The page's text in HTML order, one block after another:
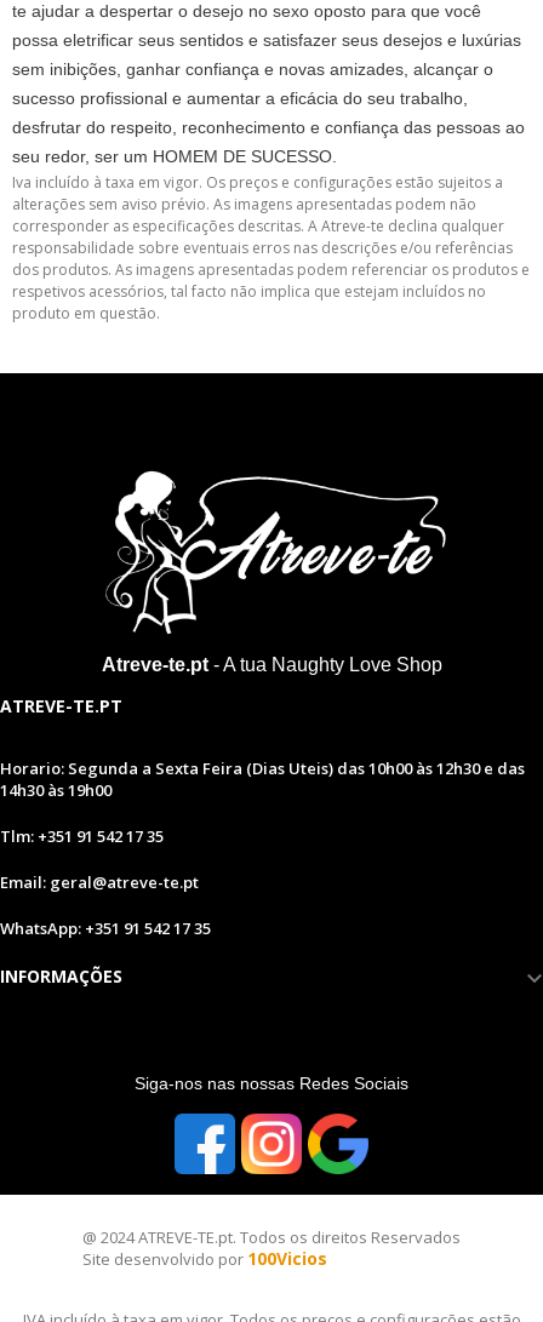
te ajudar a despertar o desejo no sexo oposto para que você
possa eletrificar seus sentidos e satisfazer seus desejos e luxúrias
sem inibições, ganhar confiança e novas amizades, alcançar o
sucesso profissional e aumentar a eficácia do seu trabalho,
desfrutar do respeito, reconhecimento e confiança das pessoas ao
seu redor, ser um HOMEM DE SUCESSO.
Iva incluído à taxa em vigor. Os preços e configurações estão sujeitos a
alterações sem aviso prévio. As imagens apresentadas podem não
corresponder as especificações descritas. A Atreve-te declina qualquer
responsabilidade sobre eventuais erros nas descrições e/ou referências
dos produtos. As imagens apresentadas podem referenciar os produtos e
respetivos acessórios, tal facto não implica que estejam incluídos no
produto em questão.
Atreve-te.pt- A tua Naughty Love Shop
ATREVE-TE.PT
Horario: Segunda a Sexta Feira (Dias Uteis) das 10h00 às 12h30 e das
14h30 às 19h00
Tlm: +351 91 542 17 35
Email: geral@atreve-te.pt
WhatsApp: +351 91 542 17 35
INFORMAÇÕES
Siga-nos nas nossas Redes Sociais
@ 2024 ATREVE-TE.pt. Todos os direitos Reservados
Site desenvolvido por 100Vicios